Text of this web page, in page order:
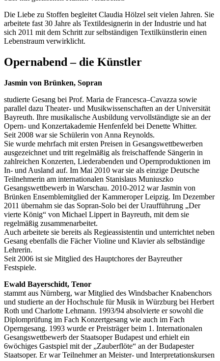
Die Liebe zu Stoffen begleitet Claudia Hölzel seit vielen Jahren. Sie
arbeitete fast 30 Jahre als Textildesignerin in der Industrie und hat
sich 2011 mit dem Schritt zur selbständigen Textilkünstlerin einen
Lebenstraum verwirklicht.
Opernabend – die Künstler
Jasmin von Brünken, Sopran
studierte Gesang bei Prof. Maria de Francesca–Cavazza sowie
parallel dazu Theater- und Musikwissenschaften an der Universität
Bayreuth. Ihre musikalische Ausbildung vervollständigte sie an der
Opern- und Konzertakademie Henfenfeld bei Denette Whitter.
Seit 2008 war sie Schülerin von Anna Reynolds.
Sie wurde mehrfach mit ersten Preisen in Gesangswettbewerben
ausgezeichnet und tritt regelmäßig als freischaffende Sängerin in
zahlreichen Konzerten, Liederabenden und Opernproduktionen im
In- und Ausland auf. Im Mai 2010 war sie als einzige Deutsche
Teilnehmerin am internationalen Stanislaus Muniuszko
Gesangswettbewerb in Warschau. 2010-2012 war Jasmin von
Brünken Ensemblemitglied der Kammeroper Leipzig. Im Dezember
2011 übernahm sie das Sopran-Solo bei der Uraufführung „Der
vierte König“ von Michael Lippert in Bayreuth, mit dem sie
regelmäßig zusammenarbeitet.
Auch arbeitete sie bereits als Regieassistentin und unterrichtet neben
Gesang ebenfalls die Fächer Violine und Klavier als selbständige
Lehrerin.
Seit 2006 ist sie Mitglied des Hauptchores der Bayreuther
Festspiele.
Ewald Bayerschidt, Tenor
stammt aus Nürnberg, war Mitglied des Windsbacher Knabenchors
und studierte an der Hochschule für Musik in Würzburg bei Herbert
Roth und Charlotte Lehmann. 1993/94 absolvierte er sowohl die
Diplomprüfung im Fach Konzertgesang wie auch im Fach
Operngesang. 1993 wurde er Preisträger beim 1. Internationalen
Gesangswettbewerb der Staatsoper Budapest und erhielt ein
6wöchiges Gastspiel mit der „Zauberflöte“ an der Budapester
Staatsoper. Er war Teilnehmer an Meister- und Interpretationskursen